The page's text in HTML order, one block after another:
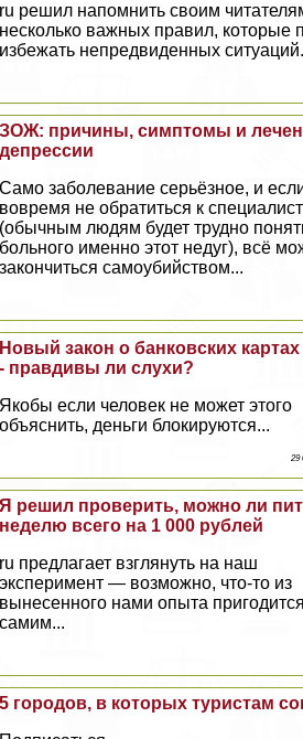
ru решил напомнить своим
несколько важных правил, которые
избежать непредвиденных
ЗОЖ: причины, симптомы и
депрессии
Само заболевание серьёзное, и
вовремя не обратиться к
(обычным людям будет трудно
больного именно этот недуг), всё
закончиться самоубийством...
Новый закон о банковских
- правдивы ли слухи?
Якобы если человек не может этого
объяснить, деньги блокируются...
29
Я решил проверить, можно ли
неделю всего на 1 000 рублей
ru предлагает взглянуть на наш
эксперимент — возможно, что-то из
вынесенного нами опыта
самим...
5 городов, в которых туристам